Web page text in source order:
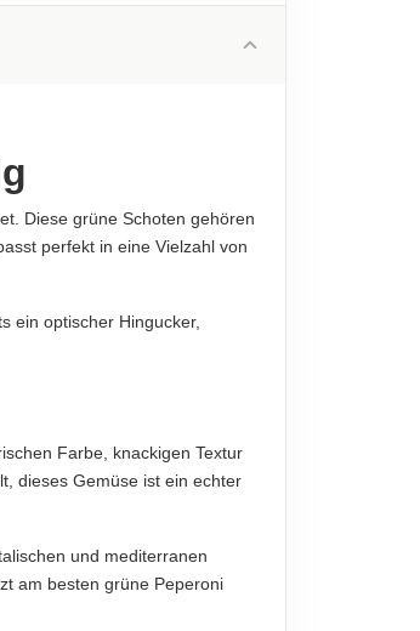
0.1 g
0.01 g
Diese grüne Schoten gehören
perfekt in eine Vielzahl von
ein optischer Hingucker,
Farbe, knackigen Textur
dieses Gemüse ist ein echter
und mediterranen
am besten grüne Peperoni